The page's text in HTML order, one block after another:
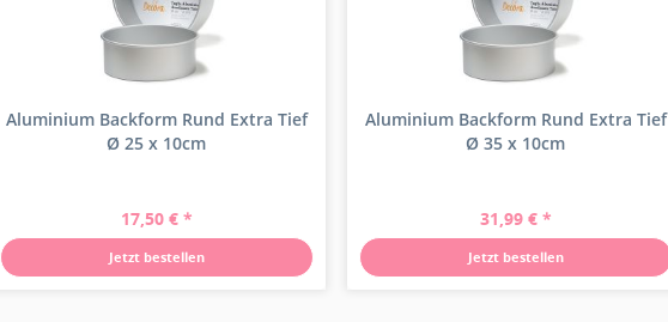
Aluminium Backform Rund Extra Tief
Ø 25 x 10cm
17,50 € *
Jetzt bestellen
Aluminium Backform Rund Extra Tief
Ø 35 x 10cm
31,99 € *
Jetzt bestellen